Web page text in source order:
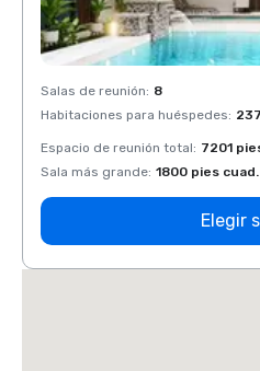
Salas de reunión: 8
Habitaciones para huéspedes: 237
Espacio de reunión total: 7201
Sala más grande: 1800 pies cuad.
Elegir